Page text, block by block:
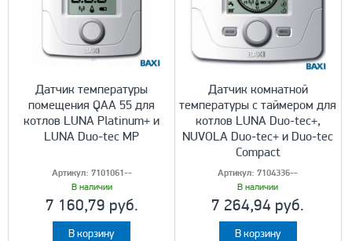
Датчик температуры
помещения QAA 55 для
котлов LUNA Platinum+ и
LUNA Duo-tec MP
Артикул: 7101061--
В наличии
7 160,79 руб.
В корзину
Датчик комнатной
температуры с таймером для
котлов LUNA Duo-tec+,
NUVOLA Duo-tec+ и Duo-tec
Compact
Артикул:7104336--
В наличии
7 264,94 руб.
В корзину